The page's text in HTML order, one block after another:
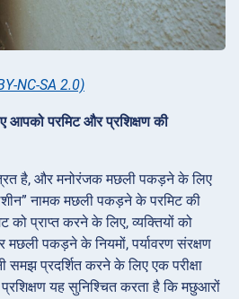
NC-SA 2.0)
परमिट और प्रशिक्षण की
है, और मनोरंजक मछली पकड़ने के लिए
नामक मछली पकड़ने के परमिट की
को प्राप्त करने के लिए, व्यक्तियों को
पकड़ने के नियमों, पर्यावरण संरक्षण
समझ प्रदर्शित करने के लिए एक परीक्षा
यह सुनिश्चित करता है कि मछुआरों